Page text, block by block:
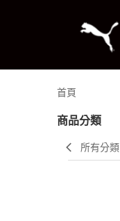
首頁
商品分類
所有分類